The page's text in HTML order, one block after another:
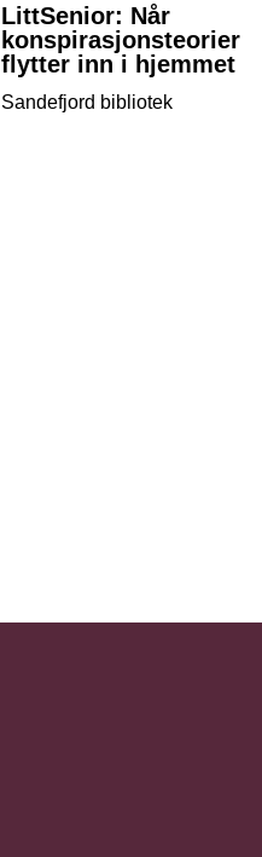
LittSenior: Når
konspirasjonsteorier
flytter inn i hjemmet
Sandefjord bibliotek